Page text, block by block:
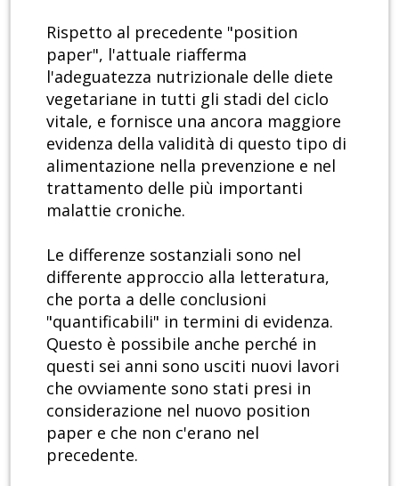
Rispetto al precedente "position
paper", l'attuale riafferma
l'adeguatezza nutrizionale delle diete
vegetariane in tutti gli stadi del ciclo
vitale, e fornisce una ancora maggiore
evidenza della validità di questo tipo di
alimentazione nella prevenzione e nel
trattamento delle più importanti
malattie croniche.
Le differenze sostanziali sono nel
differente approccio alla letteratura,
che porta a delle conclusioni
"quantificabili" in termini di evidenza.
Questo è possibile anche perché in
questi sei anni sono usciti nuovi lavori
che ovviamente sono stati presi in
considerazione nel nuovo position
paper e che non c'erano nel
precedente.